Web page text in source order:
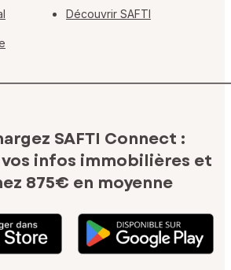
Découvrir SAFTI
SAFTI Connect :
infos immobilières et
875€ en moyenne